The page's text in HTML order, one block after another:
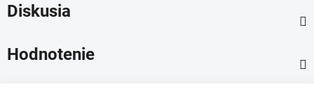
Diskusia
Hodnotenie